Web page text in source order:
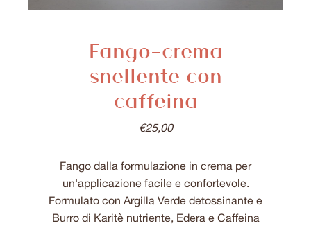
Fango-crema
snellente con
caffeina
€25,00
Fango dalla formulazione in crema per
un'applicazione facile e confortevole.
Formulato con Argilla Verde detossinante e
Burro di Karitè nutriente, Edera e Caffeina